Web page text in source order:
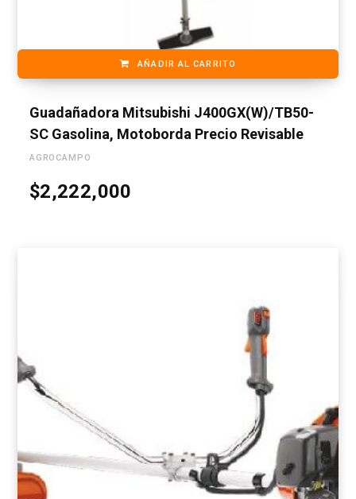
AÑADIR AL CARRITO
Guadañadora Mitsubishi J400GX(W)/TB50-
SC Gasolina, Motoborda Precio Revisable
AGROCAMPO
$2,222,000